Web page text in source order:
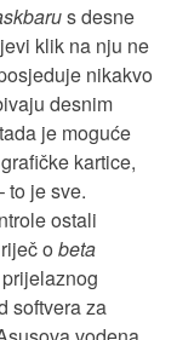
s desne
klik na nju ne
nikakvo
desnim
je moguće
kartice,
to je sve.
ostali
o beta
softvera za